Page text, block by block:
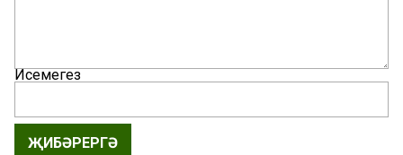
Исемегез
ҖИБӘРЕРГӘ